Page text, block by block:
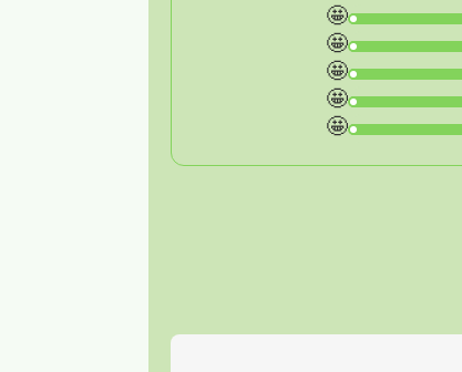
🤩
🤩
🤩
🤩
🤩